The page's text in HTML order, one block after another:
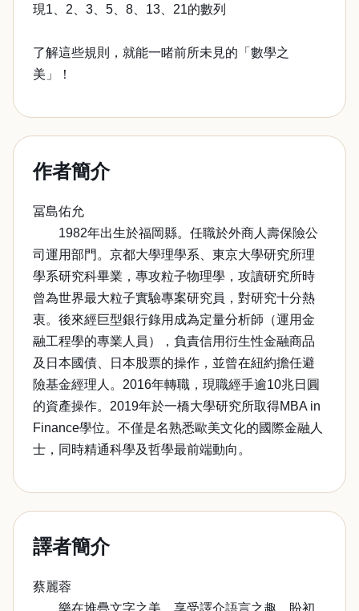
現1、2、3、5、8、13、21的數列
了解這些規則，就能一睹前所未見的「數學之
美」！
作者簡介
冨島佑允
1982年出生於福岡縣。任職於外商人壽保險公
司運用部門。京都大學理學系、東京大學研究所理
學系研究科畢業，專攻粒子物理學，攻讀研究所時
曾為世界最大粒子實驗專案研究員，對研究十分熱
衷。後來經巨型銀行錄用成為定量分析師（運用金
融工程學的專業人員），負責信用衍生性金融商品
及日本國債、日本股票的操作，並曾在紐約擔任避
險基金經理人。2016年轉職，現職經手逾10兆日圓
的資產操作。2019年於一橋大學研究所取得MBA in
Finance學位。不僅是名熟悉歐美文化的國際金融人
士，同時精通科學及哲學最前端動向。
譯者簡介
蔡麗蓉
樂在堆疊文字之美，享受譯介語言之趣，盼初